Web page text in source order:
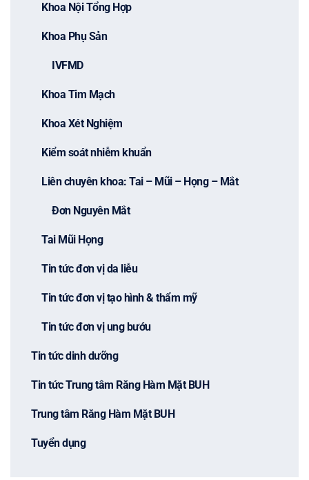
Khoa Nội Tổng Hợp
Khoa Phụ Sản
IVFMD
Khoa Tim Mạch
Khoa Xét Nghiệm
Kiểm soát nhiễm khuẩn
Liên chuyên khoa: Tai – Mũi – Họng – Mắt
Đơn Nguyên Mắt
Tai Mũi Họng
Tin tức đơn vị da liễu
Tin tức đơn vị tạo hình & thẩm mỹ
Tin tức đơn vị ung bướu
Tin tức dinh dưỡng
Tin tức Trung tâm Răng Hàm Mặt BUH
Trung tâm Răng Hàm Mặt BUH
Tuyển dụng